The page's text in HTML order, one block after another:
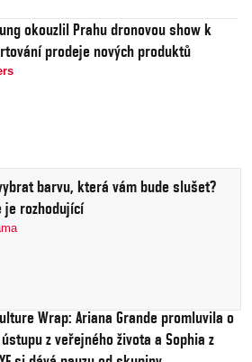
okouzlil Prahu dronovou show k
prodeje nových produktů
barvu, která vám bude slušet?
je rozhodující
Wrap: Ariana Grande promluvila o
z veřejného života a Sophia z